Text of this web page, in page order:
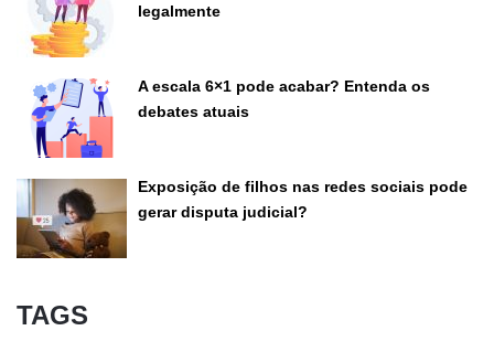
legalmente
A escala 6×1 pode acabar? Entenda os
debates atuais
Exposição de filhos nas redes sociais pode
gerar disputa judicial?
TAGS